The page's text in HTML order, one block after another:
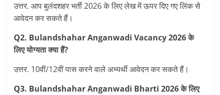
उत्तर. आप बुलंदशहर भर्ती 2026 के लिए लेख में ऊपर दिए गए लिंक से
आवेदन कर सकते हैं।
Q2. Bulandshahar Anganwadi Vacancy 2026 के
लिए योग्यता क्या हैं?
उत्तर. 10वीं/12वीं पास करने वाले अभ्‍यर्थी आवेदन कर सकते हैं।
Q3. Bulandshahar Anganwadi Bharti 2026 के लिए